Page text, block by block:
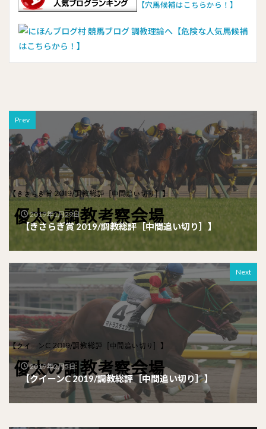
【穴馬候補はこちらから！】
【危険な人気馬候補
はこちらから！】
Prev
2019年1月29日
【きさらぎ賞 2019/調教総評［中間追い切り］】
Next
2019年2月5日
【クイーンC 2019/調教総評［中間追い切り］】